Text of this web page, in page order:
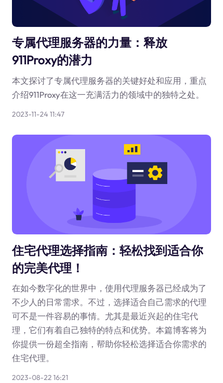
专属代理服务器的力量：释放
911Proxy的潜力
本文探讨了专属代理服务器的关键好处和应用，重点
介绍911Proxy在这一充满活力的领域中的独特之处。
2023-11-24 11:47
住宅代理选择指南：轻松找到适合你
的完美代理！
在如今数字化的世界中，使用代理服务器已经成为了
不少人的日常需求。不过，选择适合自己需求的代理
可不是一件容易的事情。尤其是最近兴起的住宅代
理，它们有着自己独特的特点和优势。本篇博客将为
你提供一份超全指南，帮助你轻松选择适合你需求的
住宅代理。
2023-08-22 16:21